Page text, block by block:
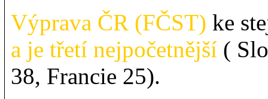
Výprava ČR (FČST) ke
a je třetí nejpočetnější (
38, Francie 25).